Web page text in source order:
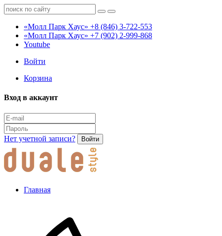
«Молл Парк Хаус» +8 (846) 3-722-553
«Молл Парк Хаус» +7 (902) 2-999-868
Youtube
Войти
Корзина
Вход в аккаунт
Нет учетной записи? Войти
Главная